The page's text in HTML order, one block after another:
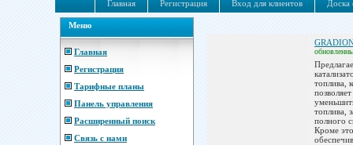
Главная Регистрация Вход для клиентов Доска
Меню
Главная
Регистрация
Тарифные планы
Панель управления
Расширенный поиск
Связь с нами
топлива,
топлива,
полного
Кроме